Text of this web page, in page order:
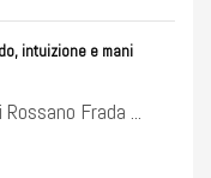
intuizione e mani
Frada ...